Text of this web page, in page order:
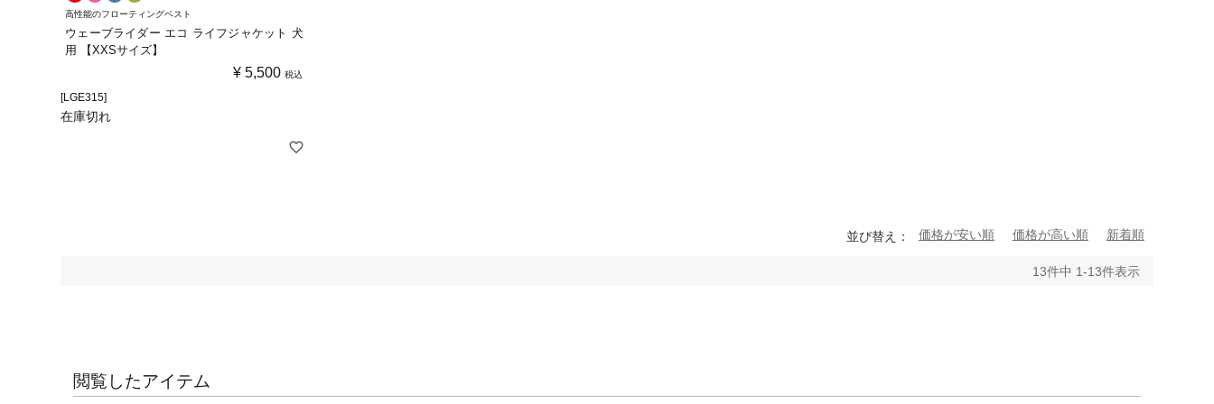
高性能のフローティングベスト
ウェーブライダー エコ ライフジャケット 犬
用 【XXSサイズ】
¥ 5,500 税込
[LGE315]
在庫切れ
並び替え 価格が安い順 価格が高い順 新着順
13件中 1-13件表示
閲覧したアイテム